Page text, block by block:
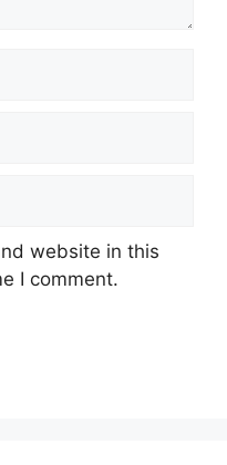
website in this
I comment.